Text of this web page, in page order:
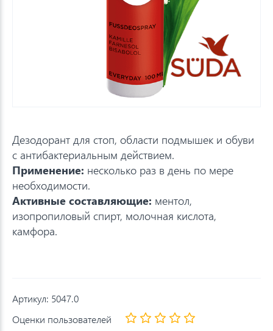
Дезодорант для стоп, области подмышек и обуви
с антибактериальным действием.
Применение: несколько раз в день по мере
необходимости.
Активные составляющие: ментол,
изопропиловый спирт, молочная кислота,
камфора.
Артикул: 5047.0
Оценки пользователей